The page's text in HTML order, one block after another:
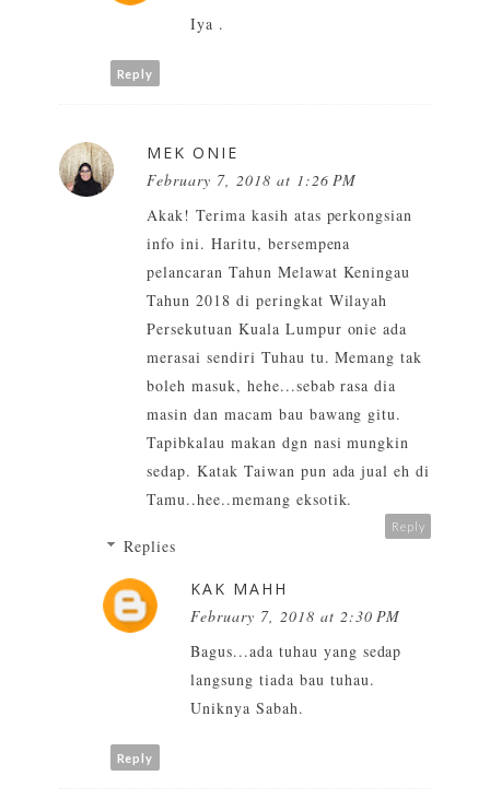
Iya .
Reply
MEK ONIE
February 7, 2018 at 1:26 PM
Akak! Terima kasih atas perkongsian
info ini. Haritu, bersempena
pelancaran Tahun Melawat Keningau
Tahun 2018 di peringkat Wilayah
Persekutuan Kuala Lumpur onie ada
merasai sendiri Tuhau tu. Memang tak
boleh masuk, hehe...sebab rasa dia
masin dan macam bau bawang gitu.
Tapibkalau makan dgn nasi mungkin
sedap. Katak Taiwan pun ada jual eh di
Tamu..hee..memang eksotik.
Reply
Replies
KAK MAHH
February 7, 2018 at 2:30 PM
Bagus...ada tuhau yang sedap
langsung tiada bau tuhau.
Uniknya Sabah.
Reply